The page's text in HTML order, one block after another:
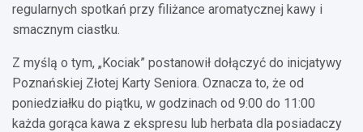
regularnych spotkań przy filiżance aromatycznej kawy i
smacznym ciastku.
Z myślą o tym, „Kociak” postanowił dołączyć do inicjatywy
Poznańskiej Złotej Karty Seniora. Oznacza to, że od
poniedziałku do piątku, w godzinach od 9:00 do 11:00
każda gorąca kawa z ekspresu lub herbata dla posiadaczy